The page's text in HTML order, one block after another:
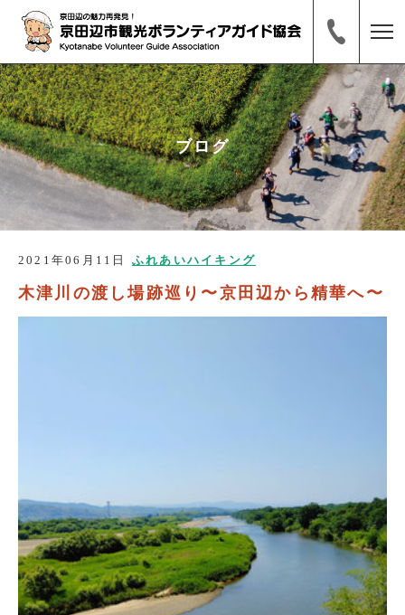
ブログ
2021年06月11日 ふれあいハイキング
木津川の渡し場跡巡り〜京田辺から精華へ〜